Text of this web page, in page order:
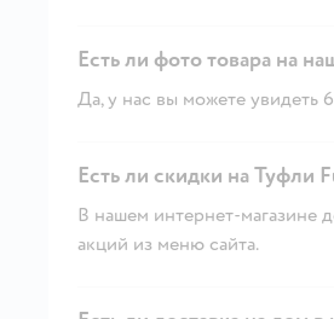
Есть ли фото товара на
Да, у нас вы можете увидеть
В нашем интернет-магазине
акций из меню сайта.